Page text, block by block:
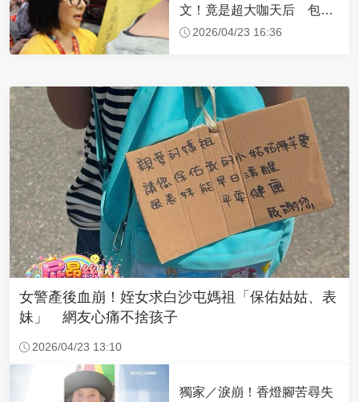
文！竟是超大咖天后 包尿
布忍尿5小時不喊累
2026/04/23 16:36
女警產後血崩！姪女求白沙屯媽祖「保佑姑姑、表
妹」 網友心痛不捨孩子
2026/04/23 13:10
獨家／淚崩！香燈腳苦尋失